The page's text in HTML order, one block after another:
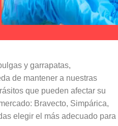
y garrapatas,
de mantener a nuestras
que pueden afectar su
Bravecto, Simpárica,
elegir el más adecuado para